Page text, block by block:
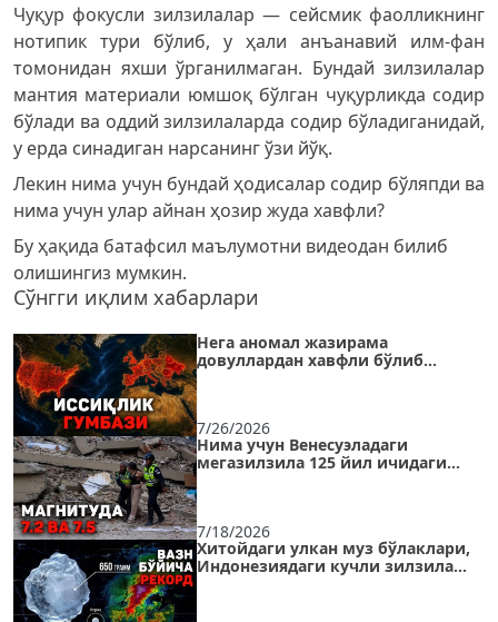
Чуқур фокусли зилзилалар — сейсмик фаолликнинг
нотипик тури бўлиб, у ҳали анъанавий илм-фан
томонидан яхши ўрганилмаган. Бундай зилзилалар
мантия материали юмшоқ бўлган чуқурликда содир
бўлади ва оддий зилзилаларда содир бўладиганидай,
у ерда синадиган нарсанинг ўзи йўқ.
Лекин нима учун бундай ҳодисалар содир бўляпди ва
нима учун улар айнан ҳозир жуда хавфли?
Бу ҳақида батафсил маълумотни видеодан билиб
олишингиз мумкин.
Сўнгги иқлим хабарлари
Нега аномал жазирама
довуллардан хавфли бўлиб
7/26/2026
Нима учун Венесуэладаги
мегазилзила 125 йил ичидаги
7/18/2026
Хитойдаги улкан муз бўлаклари,
Индонезиядаги кучли зилзила